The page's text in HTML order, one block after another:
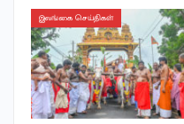
இலங்கை செய்திகள்